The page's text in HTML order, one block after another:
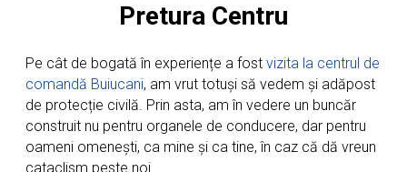
Pretura Centru
Pe cât de bogată în experiențe a fost vizita la centrul de
comandă Buiucani, am vrut totuși să vedem și adăpost
de protecție civilă. Prin asta, am în vedere un buncăr
construit nu pentru organele de conducere, dar pentru
oameni omenești, ca mine și ca tine, în caz că dă vreun
cataclism peste noi.